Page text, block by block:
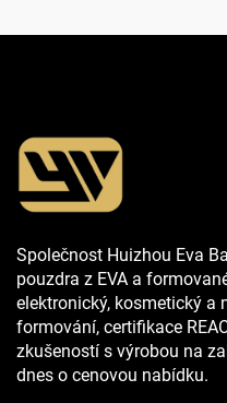
Společnost Huizhou Eva
pouzdra z EVA a
elektronický, kosmetický a
formování, certifikace
zkušeností s výrobou na
dnes o cenovou nabídku.